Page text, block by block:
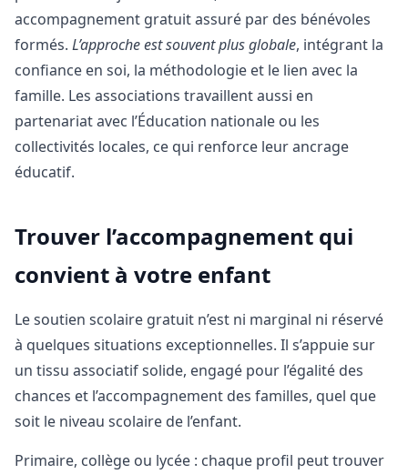
accompagnement gratuit assuré par des bénévoles
formés. L’approche est souvent plus globale, intégrant la
confiance en soi, la méthodologie et le lien avec la
famille. Les associations travaillent aussi en
partenariat avec l’Éducation nationale ou les
collectivités locales, ce qui renforce leur ancrage
éducatif.
Trouver l’accompagnement qui
convient à votre enfant
Le soutien scolaire gratuit n’est ni marginal ni réservé
à quelques situations exceptionnelles. Il s’appuie sur
un tissu associatif solide, engagé pour l’égalité des
chances et l’accompagnement des familles, quel que
soit le niveau scolaire de l’enfant.
Primaire, collège ou lycée : chaque profil peut trouver